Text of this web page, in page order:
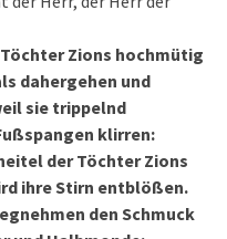
Zions hochmütig
dahergehen und
sie trippelnd
klirren:
der Töchter Zions
ihre Stirn entblößen.
den Schmuck